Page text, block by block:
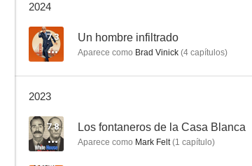
2024
7.3 Un hombre infiltrado
Aparece como Brad Vinick (4 capítulos)
2023
7.8 Los fontaneros de la Casa Blanca
Aparece como Mark Felt(1 capítulo)